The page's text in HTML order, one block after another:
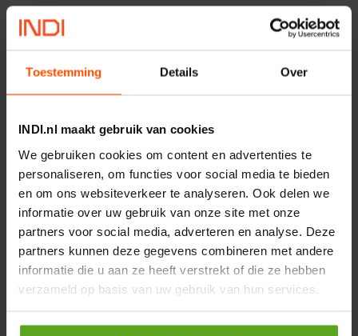
Toestemming Details Over
INDI.nl maakt gebruik van cookies
We gebruiken cookies om content en advertenties te
personaliseren, om functies voor social media te bieden
en om ons websiteverkeer te analyseren. Ook delen we
informatie over uw gebruik van onze site met onze
partners voor social media, adverteren en analyse. Deze
partners kunnen deze gegevens combineren met andere
informatie die u aan ze heeft verstrekt of die ze hebben
verzameld op basis van uw gebruik van hun services.
Controleer voorraad
groeven
Artikelnummer:090Z3
Merknaam:Kramp
− EA +
Controleer voorraad